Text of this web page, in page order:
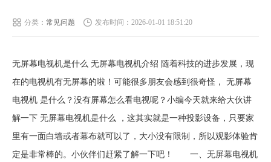
分类： 常见问题 发布时间：2026-01-01 18:51:20
无屏幕电视机是什么 无屏幕电视机介绍 随着科技的进步发展，现
在的电视机有无屏幕的啦！可能很多朋友会感到很奇怪， 无屏幕
电视机 是什么？没有屏幕怎么看电视呢？小编今天就来给大伙讲
解一下 无屏幕电视机是什么 ，这其实就是一种投影设备，只要家
里有一面白墙或者幕布就可以了，大小没有限制，所以观影体验肯
定是非常棒的。小伙伴们赶紧了解一下吧！ 一、无屏幕电视机